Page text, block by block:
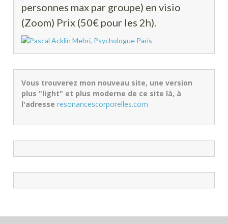
personnes max par groupe) en visio
(Zoom) Prix (50€ pour les 2h).
Vous trouverez mon nouveau site, une version
plus "light" et plus moderne de ce site là, à
l'adresse resonancescorporelles.com